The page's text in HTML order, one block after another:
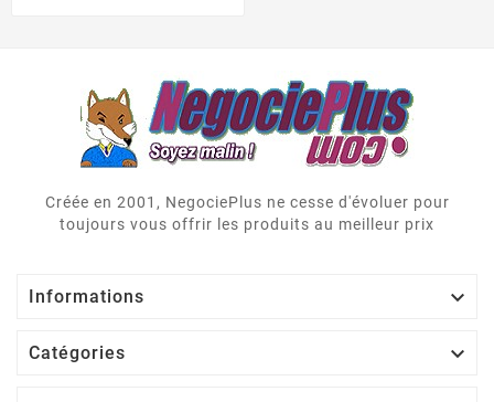
Créée en 2001, NegociePlus ne cesse d'évoluer pour
toujours vous offrir les produits au meilleur prix
Informations 
Catégories 